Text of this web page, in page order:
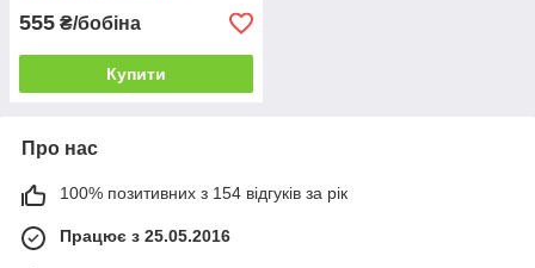
555 ₴/бобіна
Купити
Про нас
100% позитивних з 154 відгуків за рік
Працює з 25.05.2016